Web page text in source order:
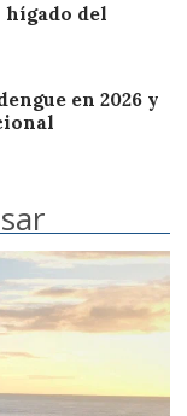
del
en 2026 y